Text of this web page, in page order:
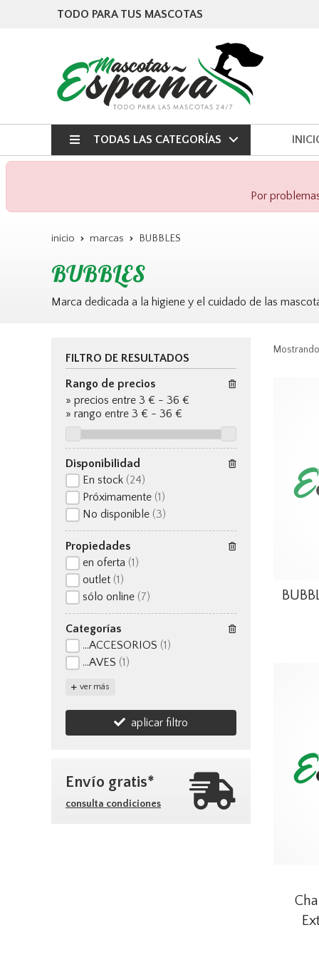
TODO PARA TUS MASCOTAS
TODAS LAS CATEGORÍAS
Por
inicio marcas BUBBLES
BUBBLES
Marca dedicada a la higiene y el cuidado de las
FILTRO DE RESULTADOS
Rango de precios
» precios entre 3 € - 36 €
» rango entre 3 € - 36 €
Disponibilidad
En stock (24)
Próximamente (1)
No disponible (3)
Propiedades
en oferta (1)
outlet (1)
sólo online (7)
Categorías
...ACCESORIOS (1)
...AVES (1)
ver más
aplicar filtro
Envío gratis*
consulta condiciones